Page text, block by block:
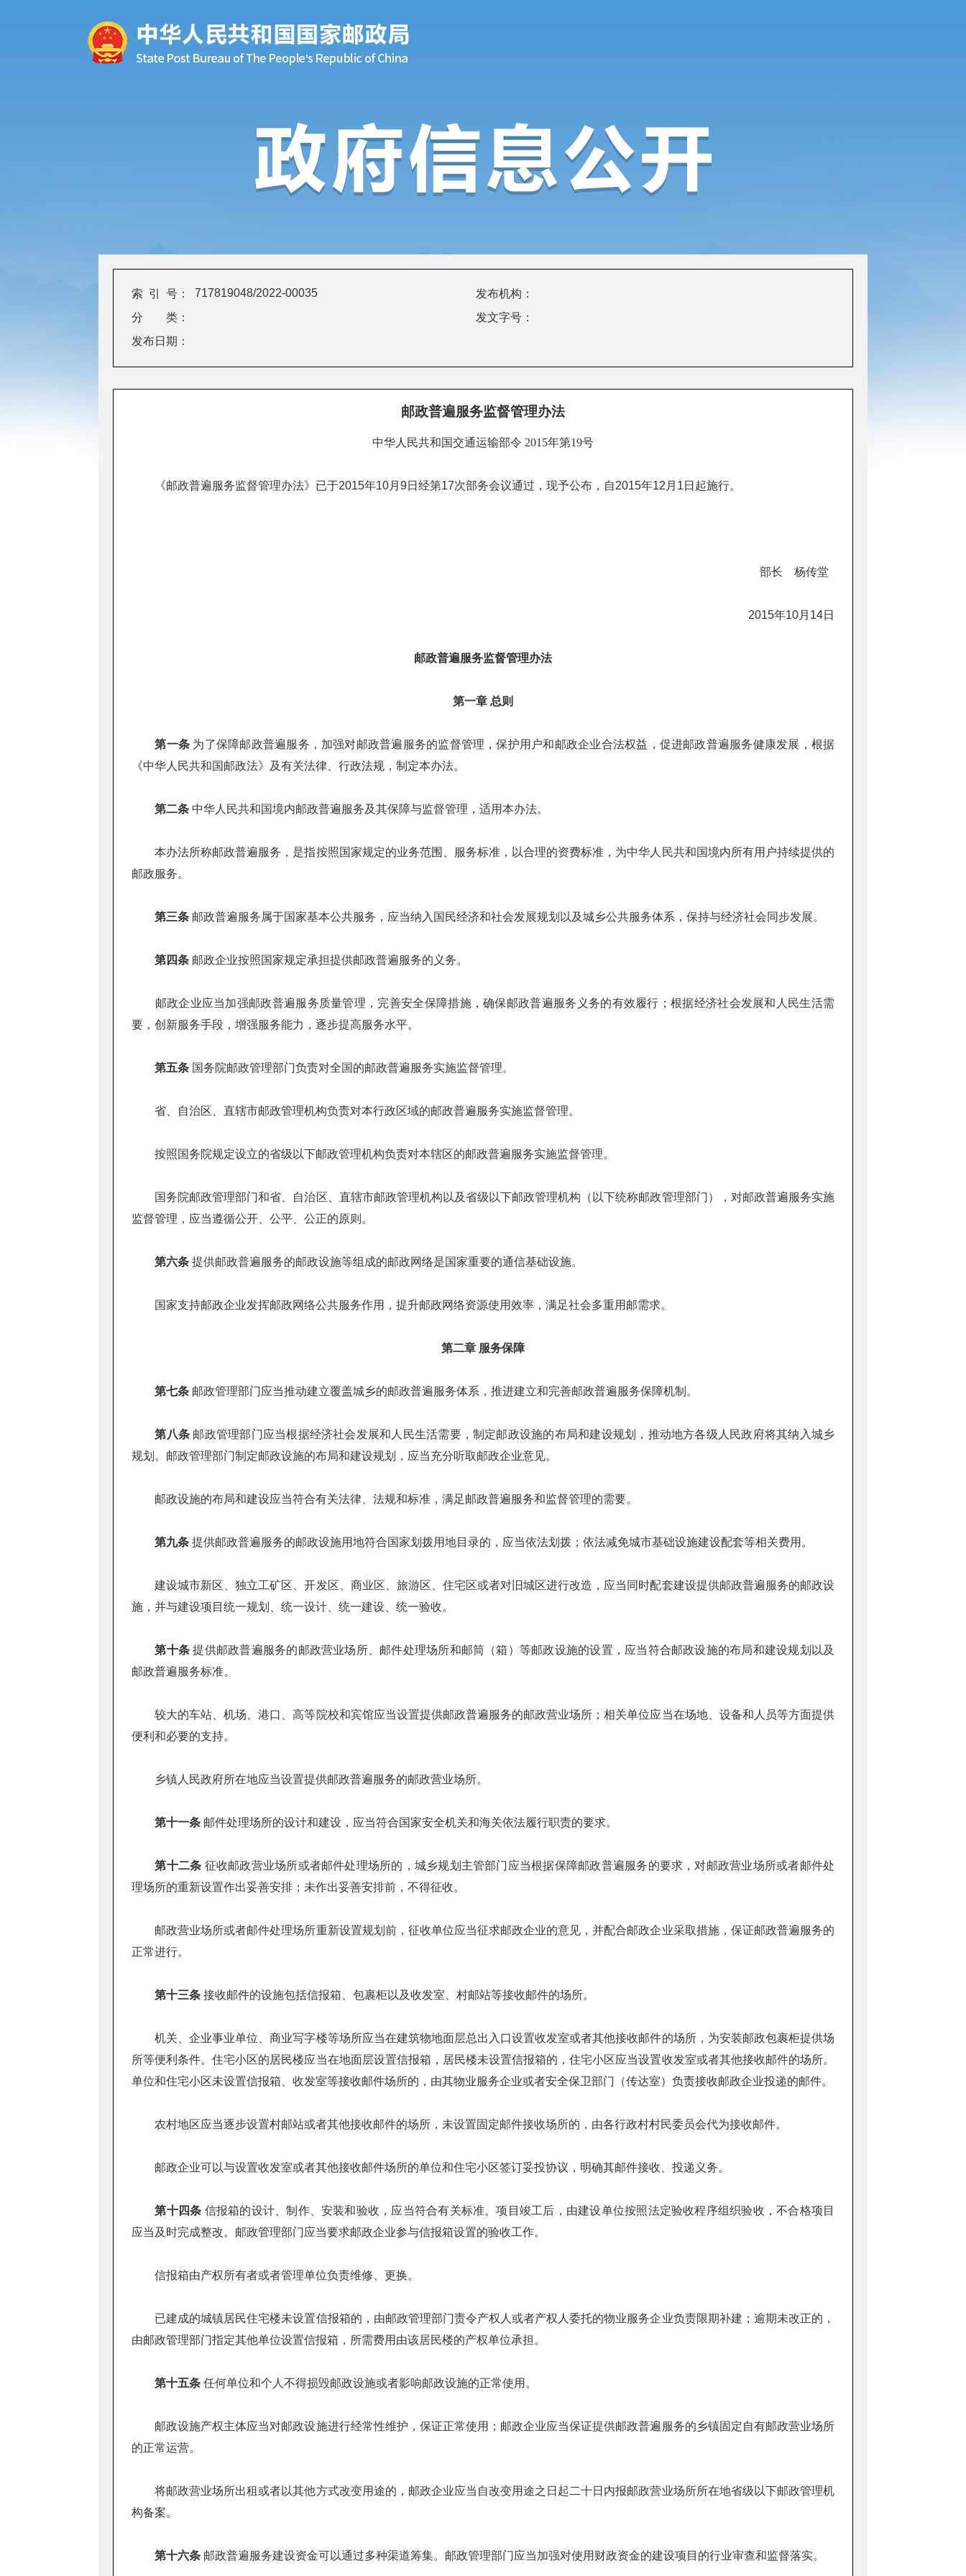
索 引 号： 717819048/2022-00035
发布机构：
分 类：
发文字号：
发布日期：
邮政普遍服务监督管理办法
中华人民共和国交通运输部令 2015年第19号
《邮政普遍服务监督管理办法》已于2015年10月9日经第17次部务会议通过，现予公布，自2015年12月1日起施行。
部长 杨传堂
2015年10月14日
邮政普遍服务监督管理办法
第一章 总则
第一条 为了保障邮政普遍服务，加强对邮政普遍服务的监督管理，保护用户和邮政企业合法权益，促进邮政普遍服务健康发展，根据
《中华人民共和国邮政法》及有关法律、行政法规，制定本办法。
第二条 中华人民共和国境内邮政普遍服务及其保障与监督管理，适用本办法。
本办法所称邮政普遍服务，是指按照国家规定的业务范围、服务标准，以合理的资费标准，为中华人民共和国境内所有用户持续提供的
邮政服务。
第三条 邮政普遍服务属于国家基本公共服务，应当纳入国民经济和社会发展规划以及城乡公共服务体系，保持与经济社会同步发展。
第四条 邮政企业按照国家规定承担提供邮政普遍服务的义务。
邮政企业应当加强邮政普遍服务质量管理，完善安全保障措施，确保邮政普遍服务义务的有效履行；根据经济社会发展和人民生活需
要，创新服务手段，增强服务能力，逐步提高服务水平。
第五条 国务院邮政管理部门负责对全国的邮政普遍服务实施监督管理。
省、自治区、直辖市邮政管理机构负责对本行政区域的邮政普遍服务实施监督管理。
按照国务院规定设立的省级以下邮政管理机构负责对本辖区的邮政普遍服务实施监督管理。
国务院邮政管理部门和省、自治区、直辖市邮政管理机构以及省级以下邮政管理机构（以下统称邮政管理部门），对邮政普遍服务实施
监督管理，应当遵循公开、公平、公正的原则。
第六条 提供邮政普遍服务的邮政设施等组成的邮政网络是国家重要的通信基础设施。
国家支持邮政企业发挥邮政网络公共服务作用，提升邮政网络资源使用效率，满足社会多重用邮需求。
第二章 服务保障
第七条 邮政管理部门应当推动建立覆盖城乡的邮政普遍服务体系，推进建立和完善邮政普遍服务保障机制。
第八条 邮政管理部门应当根据经济社会发展和人民生活需要，制定邮政设施的布局和建设规划，推动地方各级人民政府将其纳入城乡
规划。邮政管理部门制定邮政设施的布局和建设规划，应当充分听取邮政企业意见。
邮政设施的布局和建设应当符合有关法律、法规和标准，满足邮政普遍服务和监督管理的需要。
第九条 提供邮政普遍服务的邮政设施用地符合国家划拨用地目录的，应当依法划拨；依法减免城市基础设施建设配套等相关费用。
建设城市新区、独立工矿区、开发区、商业区、旅游区、住宅区或者对旧城区进行改造，应当同时配套建设提供邮政普遍服务的邮政设
施，并与建设项目统一规划、统一设计、统一建设、统一验收。
第十条提供邮政普遍服务的邮政营业场所、邮件处理场所和邮筒（箱）等邮政设施的设置，应当符合邮政设施的布局和建设规划以及
邮政普遍服务标准。
较大的车站、机场、港口、高等院校和宾馆应当设置提供邮政普遍服务的邮政营业场所；相关单位应当在场地、设备和人员等方面提供
便利和必要的支持。
乡镇人民政府所在地应当设置提供邮政普遍服务的邮政营业场所。
第十一条 邮件处理场所的设计和建设，应当符合国家安全机关和海关依法履行职责的要求。
第十二条 征收邮政营业场所或者邮件处理场所的，城乡规划主管部门应当根据保障邮政普遍服务的要求，对邮政营业场所或者邮件处
理场所的重新设置作出妥善安排；未作出妥善安排前，不得征收。
邮政营业场所或者邮件处理场所重新设置规划前，征收单位应当征求邮政企业的意见，并配合邮政企业采取措施，保证邮政普遍服务的
正常进行。
第十三条 接收邮件的设施包括信报箱、包裹柜以及收发室、村邮站等接收邮件的场所。
机关、企业事业单位、商业写字楼等场所应当在建筑物地面层总出入口设置收发室或者其他接收邮件的场所，为安装邮政包裹柜提供场
所等便利条件。住宅小区的居民楼应当在地面层设置信报箱，居民楼未设置信报箱的，住宅小区应当设置收发室或者其他接收邮件的场所。
单位和住宅小区未设置信报箱、收发室等接收邮件场所的，由其物业服务企业或者安全保卫部门（传达室）负责接收邮政企业投递的邮件。
农村地区应当逐步设置村邮站或者其他接收邮件的场所，未设置固定邮件接收场所的，由各行政村村民委员会代为接收邮件。
邮政企业可以与设置收发室或者其他接收邮件场所的单位和住宅小区签订妥投协议，明确其邮件接收、投递义务。
第十四条 信报箱的设计、制作、安装和验收，应当符合有关标准。项目竣工后，由建设单位按照法定验收程序组织验收，不合格项目
应当及时完成整改。邮政管理部门应当要求邮政企业参与信报箱设置的验收工作。
信报箱由产权所有者或者管理单位负责维修、更换。
已建成的城镇居民住宅楼未设置信报箱的，由邮政管理部门责令产权人或者产权人委托的物业服务企业负责限期补建；逾期未改正的，
由邮政管理部门指定其他单位设置信报箱，所需费用由该居民楼的产权单位承担。
第十五条 任何单位和个人不得损毁邮政设施或者影响邮政设施的正常使用。
邮政设施产权主体应当对邮政设施进行经常性维护，保证正常使用；邮政企业应当保证提供邮政普遍服务的乡镇固定自有邮政营业场所
的正常运营。
将邮政营业场所出租或者以其他方式改变用途的，邮政企业应当自改变用途之日起二十日内报邮政营业场所所在地省级以下邮政管理机
构备案。
第十六条 邮政普遍服务建设资金可以通过多种渠道筹集。邮政管理部门应当加强对使用财政资金的建设项目的行业审查和监督落实。